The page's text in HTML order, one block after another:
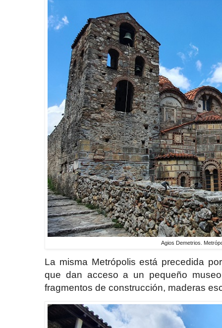
Agios Demetrios.
La misma Metrópolis está precedida
que dan acceso a un pequeño
fragmentos de construcción, maderas